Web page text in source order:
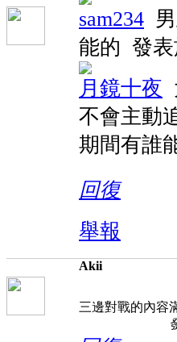
sam234
能的 發表
月鏡十夜
不會主動
期間有誰
回復
舉報
Akii
三邊對戰的內容